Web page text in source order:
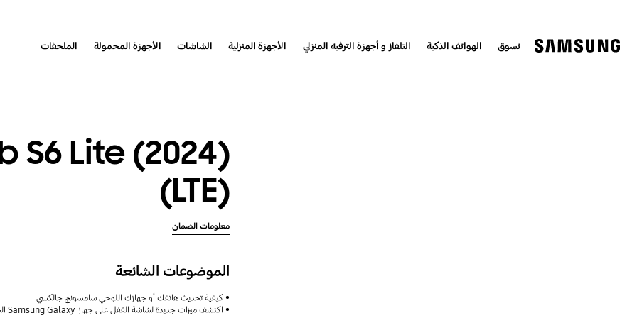
تسوق الهواتف الذكية التلفاز و أجهزة الترفيه المنزلي الأجهزة المنزلية الشاشات الأجهزة المحمولة الملحقات
S6 Lite (2024)
(LTE)
معلومات الضمان
الموضوعات الشائعة
كيفية تحديث هاتفك أو جهازك اللوحي سامسونج جالكسي
اكتشف ميزات جديدة لشاشة القفل على جهاز Samsung Galaxy الخاص بك